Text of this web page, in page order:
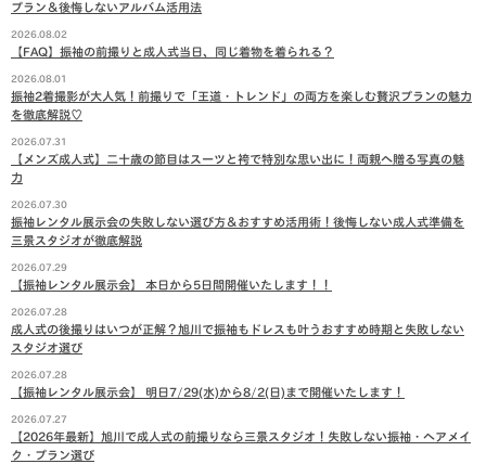
プラン＆後悔しないアルバム活用法
2026.08.02
【FAQ】振袖の前撮りと成人式当日、同じ着物を着られる？
2026.08.01
振袖2着撮影が大人気！前撮りで「王道・トレンド」の両方を楽しむ贅沢プランの魅力
を徹底解説♡
2026.07.31
【メンズ成人式】二十歳の節目はスーツと袴で特別な思い出に！両親へ贈る写真の魅
力
2026.07.30
振袖レンタル展示会の失敗しない選び方＆おすすめ活用術！後悔しない成人式準備を
三景スタジオが徹底解説
2026.07.29
【振袖レンタル展示会】 本日から5日間開催いたします！！
2026.07.28
成人式の後撮りはいつが正解？旭川で振袖もドレスも叶うおすすめ時期と失敗しない
スタジオ選び
2026.07.28
【振袖レンタル展示会】 明日7/29(水)から8/2(日)まで開催いたします！
2026.07.27
【2026年最新】旭川で成人式の前撮りなら三景スタジオ！失敗しない振袖・ヘアメイ
ク・プラン選び